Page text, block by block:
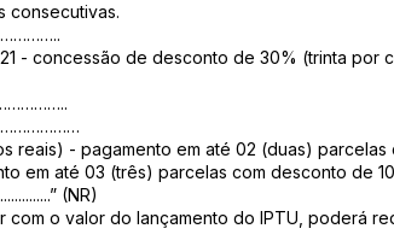
consecutivas.
- concessão de desconto de 30% (trinta por
reais) - pagamento em até 02 (duas)
em até 03 (três) parcelas com desconto de
(NR)
com o valor do lançamento do IPTU, poderá